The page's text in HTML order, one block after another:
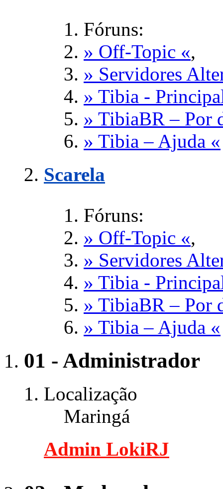
Fóruns:
» Off-Topic «,
» Servidores
» Tibia -
» TibiaBR – Por
» Tibia – Ajuda «
Scarela
Fóruns:
» Off-Topic «,
» Servidores
» Tibia -
» TibiaBR – Por
» Tibia – Ajuda «
01 - Administrador
Localização
Maringá
Admin LokiRJ